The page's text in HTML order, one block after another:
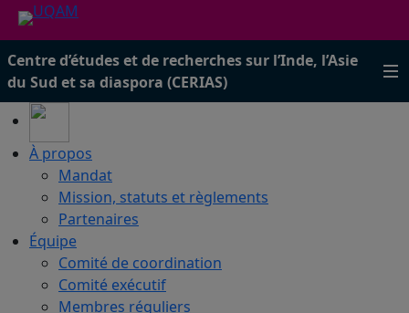
Centre d’études et de recherches sur l’Inde, l’Asie
du Sud et sa diaspora (CERIAS)
À propos
Mandat
Mission, statuts et règlements
Partenaires
Équipe
Comité de coordination
Comité exécutif
Membres réguliers